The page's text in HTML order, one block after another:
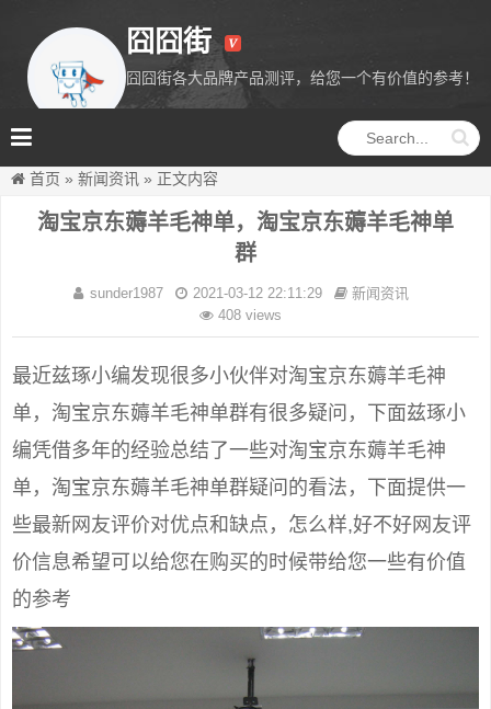
囧囧街
囧囧街各大品牌产品测评，给您一个有价值的参考！
首页 » 新闻资讯 » 正文内容
淘宝京东薅羊毛神单，淘宝京东薅羊毛神单
群
sunder1987 2021-03-12 22:11:29
新闻资讯
408 views
最近兹琢小编发现很多小伙伴对淘宝京东薅羊毛神
单，淘宝京东薅羊毛神单群有很多疑问，下面兹琢小
编凭借多年的经验总结了一些对淘宝京东薅羊毛神
单，淘宝京东薅羊毛神单群疑问的看法，下面提供一
些最新网友评价对优点和缺点，怎么样,好不好网友评
价信息希望可以给您在购买的时候带给您一些有价值
的参考